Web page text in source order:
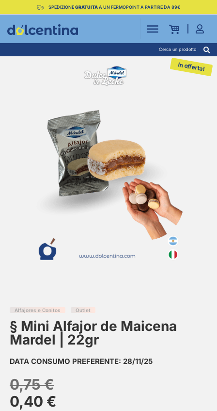
SPEDIZIONEGRATUITAA UN FERMOPOINT A PARTIRE DA 89€
Cerca un prodotto
In offerta!
Alfajores e Conitos Outlet
§ Mini Alfajor de Maicena
Mardel | 22gr
DATA CONSUMO PREFERENTE: 28/11/25
0,75€
0,40 €